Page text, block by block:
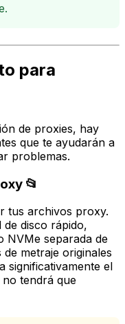
para
de proxies, hay
que te ayudarán a
problemas.
📂
tus archivos proxy.
de disco rápido,
NVMe separada de
metraje originales
significativamente el
tendrá que